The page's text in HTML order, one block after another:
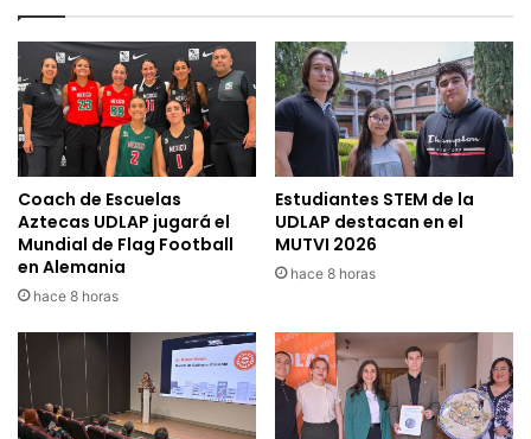
Coach de Escuelas
Aztecas UDLAP jugará el
Mundial de Flag Football
en Alemania
hace 8 horas
Estudiantes STEM de la
UDLAP destacan en el
MUTVI 2026
hace 8 horas